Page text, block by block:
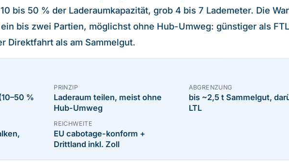
bis 50 % der Laderaumkapazität, grob 4 bis 7 Lademeter. Die
bis zwei Partien, möglichst ohne Hub-Umweg: günstiger als
Direktfahrt als am Sammelgut.
%
PRINZIP
Laderaum teilen, meist ohne
Hub-Umweg
ABGRENZUNG
bis ~2,5 t Sammelgut,
LTL
REICHWEITE
EU cabotage-konform +
Drittland inkl. Zoll